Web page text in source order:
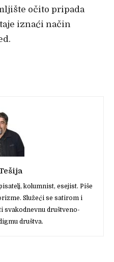
očito pripada
iznaći način
kolumnist, esejist. Piše
Služeći se satirom i
svakodnevnu društveno-
društva.